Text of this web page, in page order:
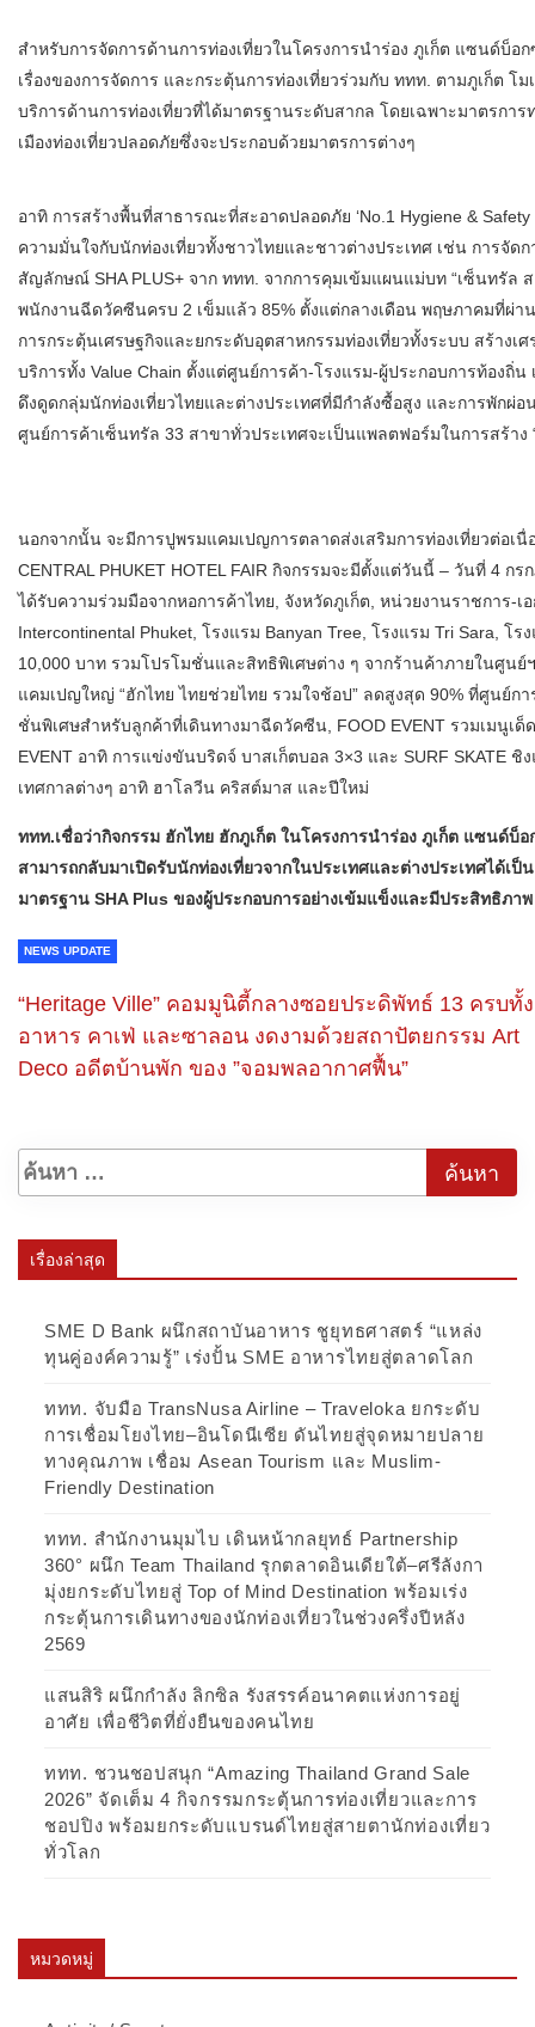
สำหรับการจัดการด้านการท่องเที่ยวในโครงการนำร่อง ภูเก็ต แซนด์บ็
เรื่องของการจัดการ และกระตุ้นการท่องเที่ยวร่วมกับ ททท. ตามภูเก็ต
บริการด้านการท่องเที่ยวที่ได้มาตรฐานระดับสากล โดยเฉพาะมาตรกา
เมืองท่องเที่ยวปลอดภัยซึ่งจะประกอบด้วยมาตรการต่างๆ
อาทิ​ การสร้างพื้นที่สาธารณะที่สะอาดปลอดภัย ‘No.1 Hygiene &
ความมั่นใจกับนักท่องเที่ยวทั้งชาวไทยและชาวต่างประเทศ เช่น การจั
สัญลักษณ์ SHA PLUS+ จาก ททท. จากการคุมเข้มแผนแม่บท “เซ็นทรัล
พนักงานฉีดวัคซีนครบ 2 เข็มแล้ว 85% ตั้งแต่กลางเดือน พฤษภาคมที่ผ่
การกระตุ้นเศรษฐกิจและยกระดับอุตสาหกรรมท่องเที่ยวทั้งระบบ สร้างเ
บริการทั้ง Value Chain ตั้งแต่ศูนย์การค้า-โรงแรม-ผู้ประกอบการท้องถิ่
ดึงดูดกลุ่มนักท่องเที่ยวไทยและต่างประเทศที่มีกำลังซื้อสูง และการพักผ่
ศูนย์การค้าเซ็นทรัล 33 สาขาทั่วประเทศจะเป็นแพลตฟอร์มในการสร้าง
นอกจากนั้น จะมีการปูพรมแคมเปญการตลาดส่งเสริมการท่องเที่ยวต่อเนื่
CENTRAL PHUKET HOTEL FAIR กิจกรรมจะมีตั้งแต่วันนี้ – วันที่ 4
ได้รับความร่วมมือจากหอการค้าไทย, จังหวัดภูเก็ต, หน่วยงานราชการ-
Intercontinental Phuket, โรงแรม Banyan Tree, โรงแรม Tri Sara, โ
10,000 บาท รวมโปรโมชั่นและสิทธิพิเศษต่าง ๆ จากร้านค้าภายในศูน
แคมเปญใหญ่ “ฮักไทย ไทยช่วยไทย รวมใจช้อป” ลดสูงสุด 90% ที่ศูนย์ก
ชั่นพิเศษสำหรับลูกค้าที่เดินทางมาฉีดวัคซีน, FOOD EVENT รวมเมนูเด็
EVENT อาทิ การแข่งขันบริดจ์ บาสเก็ตบอล 3×3 และ SURF SKATE
เทศกาลต่างๆ อาทิ ฮาโลวีน คริสต์มาส และปีใหม่
ททท.เชื่อว่ากิจกรรม ฮักไทย ฮักภูเก็ต ในโครงการนำร่อง ภูเก็ต แซนด์บ็
สามารถกลับมาเปิดรับนักท่องเที่ยวจากในประเทศและต่างประเทศได้
มาตรฐาน SHA Plus ของผู้ประกอบการอย่างเข้มแข็งและมีประสิทธิภาพ
NEWS UPDATE
“Heritage Ville” คอมมูนิตี้กลางซอยประดิพัทธ์ 13 ครบทั้ง
อาหาร คาเฟ่ และซาลอน งดงามด้วยสถาปัตยกรรม Art
Deco อดีตบ้านพัก ของ ”จอมพลอากาศฟื้น”
เรื่องล่าสุด
SME D Bank ผนึกสถาบันอาหาร ชูยุทธศาสตร์ “แหล่ง
ทุนคู่องค์ความรู้” เร่งปั้น SME อาหารไทยสู่ตลาดโลก
ททท. จับมือ TransNusa Airline – Traveloka ยกระดับ
การเชื่อมโยงไทย–อินโดนีเซีย ดันไทยสู่จุดหมายปลาย
ทางคุณภาพ เชื่อม Asean Tourism และ Muslim-
Friendly Destination
ททท. สำนักงานมุมไบ เดินหน้ากลยุทธ์ Partnership
360° ผนึก Team Thailand รุกตลาดอินเดียใต้–ศรีลังกา
มุ่งยกระดับไทยสู่ Top of Mind Destination พร้อมเร่ง
กระตุ้นการเดินทางของนักท่องเที่ยวในช่วงครึ่งปีหลัง
2569
แสนสิริ ผนึกกำลัง ลิกซิล รังสรรค์อนาคตแห่งการอยู่
อาศัย เพื่อชีวิตที่ยั่งยืนของคนไทย
ททท. ชวนชอปสนุก “Amazing Thailand Grand Sale
2026” จัดเต็ม 4 กิจกรรมกระตุ้นการท่องเที่ยวและการ
ชอปปิง พร้อมยกระดับแบรนด์ไทยสู่สายตานักท่องเที่ยว
ทั่วโลก
หมวดหมู่